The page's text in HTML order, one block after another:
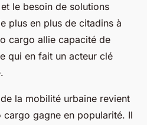
le besoin de solutions
plus en plus de citadins à
cargo allie capacité de
qui en fait un acteur clé
la mobilité urbaine revient
gagne en popularité. Il